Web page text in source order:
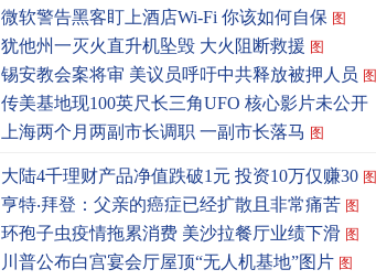
微软警告黑客盯上酒店Wi-Fi 你该如何自保 图
犹他州一灭火直升机坠毁 大火阻断救援 图
锡安教会案将审 美议员呼吁中共释放被押人员 图
传美基地现100英尺长三角UFO 核心影片未公开
图上海两个月两副市长调职 一副市长落马 图
大陆4千理财产品净值跌破1元 投资10万仅赚30 图
亨特‧拜登：父亲的癌症已经扩散且非常痛苦 图
环孢子虫疫情拖累消费 美沙拉餐厅业绩下滑 图
川普公布白宫宴会厅屋顶“无人机基地”图片 图